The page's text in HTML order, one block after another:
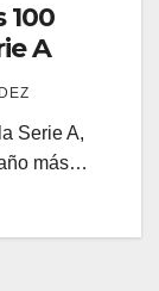
100
A
Serie A,
más…